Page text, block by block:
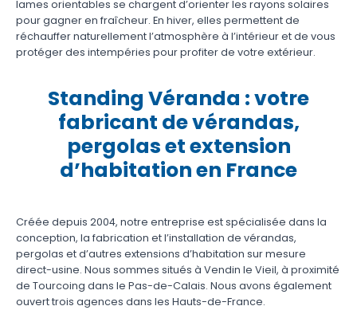
lames orientables se chargent d’orienter les rayons solaires
pour gagner en fraîcheur. En hiver, elles permettent de
réchauffer naturellement l’atmosphère à l’intérieur et de vous
protéger des intempéries pour profiter de votre extérieur.
Standing Véranda : votre
fabricant de vérandas,
pergolas et extension
d’habitation en France
Créée depuis 2004, notre entreprise est spécialisée dans la
conception, la fabrication et l’installation de vérandas,
pergolas et d’autres extensions d’habitation sur mesure
direct-usine. Nous sommes situés à Vendin le Vieil, à proximité
de Tourcoing dans le Pas-de-Calais. Nous avons également
ouvert trois agences dans les Hauts-de-France.